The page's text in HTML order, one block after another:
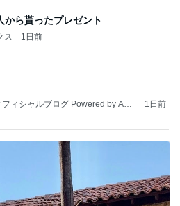
から貰ったプレゼント
ス 1日前
ィシャルブログ Powered by Ame
1日前